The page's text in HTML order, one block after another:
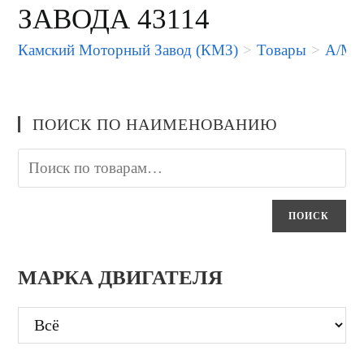
ЗАВОДА 43114
Камский Моторный Завод (КМЗ) > Товары > А/М
ПОИСК ПО НАИМЕНОВАНИЮ
ПОИСК
МАРКА ДВИГАТЕЛЯ